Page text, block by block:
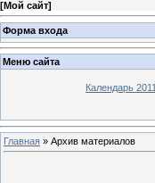
[Мой сайт]
Форма входа
Меню сайта
Календарь 2011
Главная » Архив материалов